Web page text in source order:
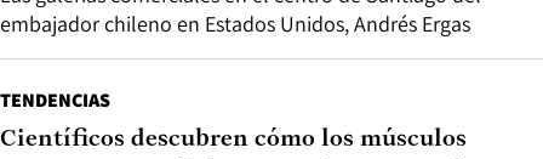
embajador chileno en Estados Unidos, Andrés Ergas
TENDENCIAS
Científicos descubren cómo los músculos